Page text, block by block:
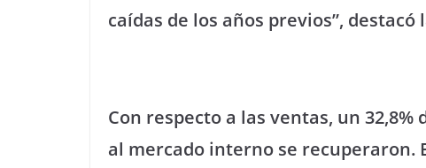
caídas de los años previos”, destacó
Con respecto a las ventas, un
al mercado interno se recuperaron.